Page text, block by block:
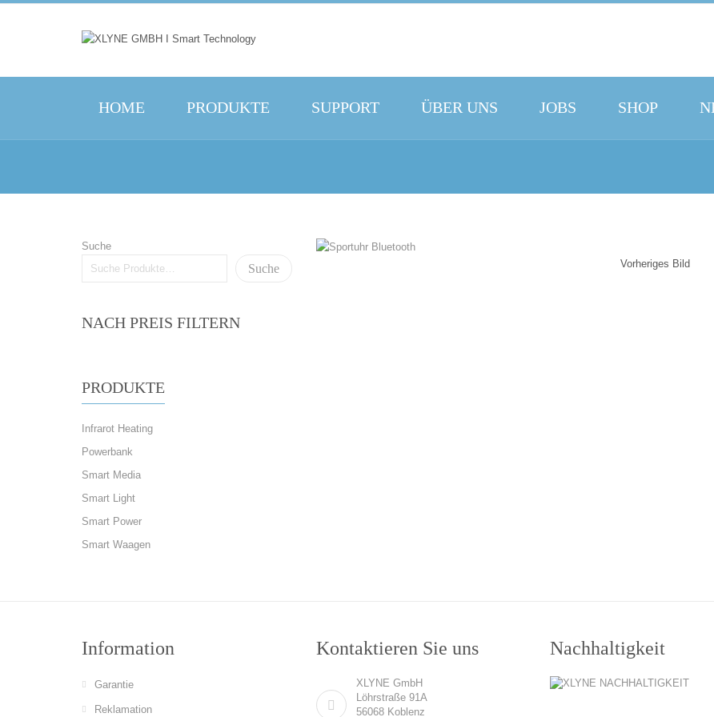
HOME PRODUKTE SUPPORT ÜBER UNS JOBS SHOP
Suche
Suche
NACH PREIS FILTERN
PRODUKTE
Infrarot Heating
Powerbank
Smart Media
Smart Light
Smart Power
Smart Waagen
Vorheriges Bild
Information
Garantie
Reklamation
Kontaktieren Sie uns
XLYNE GmbH
Löhrstraße 91A
56068 Koblenz
Nachhaltigkeit